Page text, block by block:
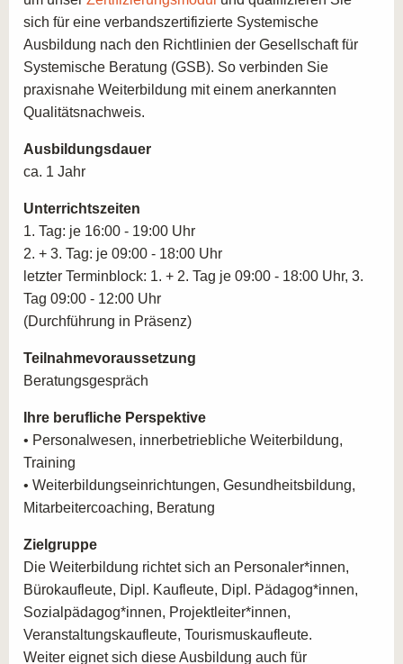
Burnout-Prävention
In diesen vertiefenden Kursangeboten erlernen Sie die
unterschiedlichsten Therapieformen wie
Aufstellungsformen oder Fragetechniken.
Um Systemischer Berater zu werden, müssen Sie mit
rechnen. Die Kosten der Ausbildung zum
Systemischen Berater belaufen sich auf ca. 3.350 EUR.
Mit erfolgreichem Abschluss sind Sie systemischer
Berater.
Suchen Sie sich einfach den passenden Standort
unserer Akademien in Ihrer Nähe aus und buchen Sie
noch heute Ihre Ausbildung in der systemischen
Beratung!
Sie sind sich noch nicht sicher, ob dieser Berufszweig
der passende für Sie ist? Dann wenden Sie sich
von einer umfassendenBeratung
Kontaktieren Sie uns hierfür einfach.
Nonverbale Arbeit
Interkulturelle Arbeit
Konﬂikt als Chance – Arbeiten mit Konﬂiktpartnern
Familienthemen
Ressourcenorientiertes Arbeiten mit besonderen
Praxistraining, Fallbeispiele und
Supervision
sich für eine verbandszertifizierte Systemische
Ausbildung nach den Richtlinien der Gesellschaft für
Systemische Beratung (GSB). So verbinden Sie
praxisnahe Weiterbildung mit einem anerkannten
Qualitätsnachweis.
Ausbildungsdauer
ca. 1 Jahr
Unterrichtszeiten
1. Tag: je 16:00 - 19:00 Uhr
2. + 3. Tag: je 09:00 - 18:00 Uhr
letzter Terminblock: 1. + 2. Tag je 09:00 - 18:00 Uhr, 3.
Tag 09:00 - 12:00 Uhr
(Durchführung in Präsenz)
Teilnahmevoraussetzung
Beratungsgespräch
Ihre berufliche Perspektive
• Personalwesen, innerbetriebliche Weiterbildung,
Training
• Weiterbildungseinrichtungen, Gesundheitsbildung,
Mitarbeitercoaching, Beratung
Zielgruppe
Die Weiterbildung richtet sich an Personaler*innen,
Bürokaufleute, Dipl. Kaufleute, Dipl. Pädagog*innen,
Sozialpädagog*innen, Projektleiter*innen,
Veranstaltungskaufleute, Tourismuskaufleute.
Weiter eignet sich diese Ausbildung auch für